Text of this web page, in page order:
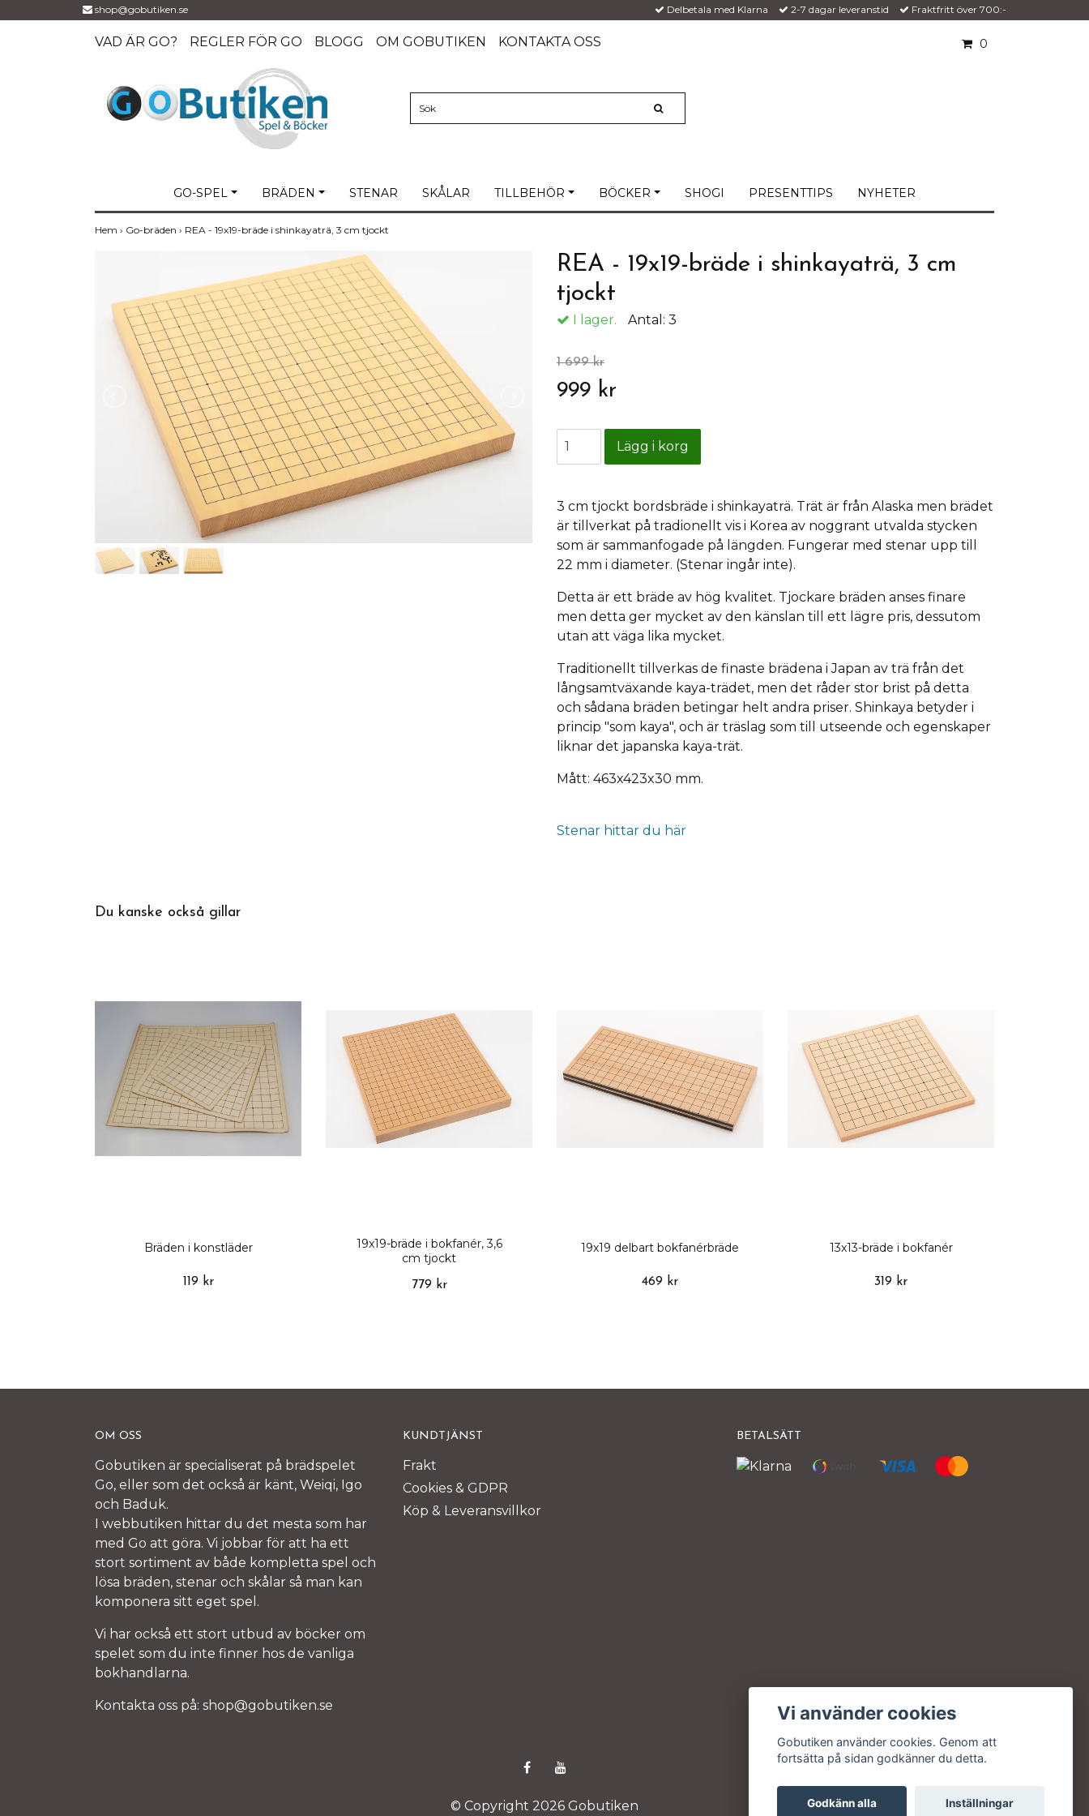
shop@gobutiken.se Delbetala med Klarna 2-7 dagar leveranstid Fraktfritt över 700:-
VAD ÄR GO? REGLER FÖR GO BLOGG OM GOBUTIKEN KONTAKTA OSS 0
GO-SPEL BRÄDEN STENAR SKÅLAR TILLBEHÖR BÖCKER SHOGI PRESENTTIPS NYHETER
Hem › Go-bräden › REA - 19x19-bräde i shinkayaträ, 3 cm tjockt
REA - 19x19-bräde i shinkayaträ, 3 cm
tjockt
I lager. Antal: 3
1 699 kr
999 kr
3 cm tjockt bordsbräde i shinkayaträ. Trät är från Alaska men brädet
är tillverkat på tradionellt vis i Korea av noggrant utvalda stycken
som är sammanfogade på längden. Fungerar med stenar upp till
22 mm i diameter. (Stenar ingår inte).
Detta är ett bräde av hög kvalitet. Tjockare bräden anses finare
men detta ger mycket av den känslan till ett lägre pris, dessutom
utan att väga lika mycket.
Traditionellt tillverkas de finaste brädena i Japan av trä från det
långsamtväxande kaya-trädet, men det råder stor brist på detta
och sådana bräden betingar helt andra priser. Shinkaya betyder i
princip "som kaya", och är träslag som till utseende och egenskaper
liknar det japanska kaya-trät.
Mått: 463x423x30 mm.
Stenar hittar du här
Du kanske också gillar
Bräden i konstläder
119 kr
19x19-bräde i bokfanér, 3,6
cm tjockt
779 kr
19x19 delbart bokfanérbräde
469 kr
13x13-bräde i bokfanér
319 kr
OM OSS
Gobutiken är specialiserat på brädspelet
Go, eller som det också är känt, Weiqi, Igo
och Baduk.
I webbutiken hittar du det mesta som har
med Go att göra. Vi jobbar för att ha ett
stort sortiment av både kompletta spel och
lösa bräden, stenar och skålar så man kan
komponera sitt eget spel.
Vi har också ett stort utbud av böcker om
spelet som du inte finner hos de vanliga
bokhandlarna.
Kontakta oss på: shop@gobutiken.se
KUNDTJÄNST
Frakt
Cookies & GDPR
Köp & Leveransvillkor
BETALSÄTT
© Copyright 2026 Gobutiken
Vi använder cookies
Gobutiken använder cookies. Genom att
fortsätta på sidan godkänner du detta.
Godkänn alla Inställningar